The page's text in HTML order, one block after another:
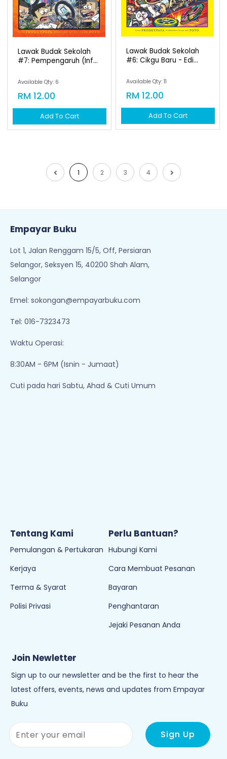
Lawak Budak Sekolah
#7: Pempengaruh (inf...
Available Qty: 6
RM 12.00
Add To Cart
Lawak Budak Sekolah
#6: Cikgu Baru - Edi...
Available Qty: 11
RM 12.00
Add To Cart
1 2 3 4
Empayar Buku
Lot 1, Jalan Renggam 15/5, Off, Persiaran
Selangor, Seksyen 15, 40200 Shah Alam,
Selangor
Emel: sokongan@empayarbuku.com
Tel: 016-7323473
Waktu Operasi:
8:30AM - 6PM (Isnin - Jumaat)
Cuti pada hari Sabtu, Ahad & Cuti Umum
Tentang Kami
Pemulangan & Pertukaran
Kerjaya
Terma & Syarat
Polisi Privasi
Perlu Bantuan?
Hubungi Kami
Cara Membuat Pesanan
Bayaran
Penghantaran
Jejaki Pesanan Anda
Join Newletter
Sign up to our newsletter and be the first to hear the
latest offers, events, news and updates from Empayar
Buku